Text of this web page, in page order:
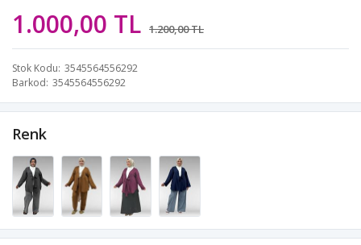
1.000,00 TL 1.200,00 TL
Stok Kodu 3545564556292
Barkod 3545564556292
Renk